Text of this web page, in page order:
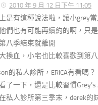
2010 年 9 月 12 日下午 11:05
是有這種說法啦，讓小grey當
們也有可能再續約的啊，只
八季結束就離開
換血，小宅也比較喜歡到第
的私人診所， ERICA有看嗎？
了一下，還是比較習慣Grey’s
私人診所第三季末，derek的